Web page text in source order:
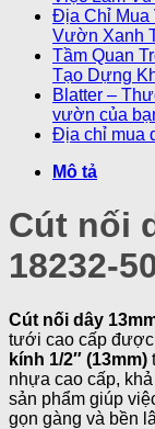
Địa Chỉ Mua
Vườn Xanh
Tầm Quan
Tạo Dựng
Blatter –
vườn của
Địa chỉ mua
Mô tả
Cút nối
18232-
Cút nối dây
tưới cao cấp được
kính 1/2″ (13mm)
nhựa cao cấp,
sản phẩm giúp
gọn gàng và bền